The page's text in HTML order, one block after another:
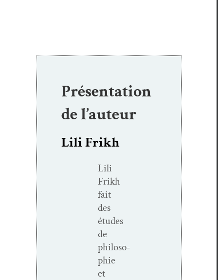
Présentation
de l’auteur
Lili Frikh
Lili
Frikh
fait
des
études
de
philoso­
phie
et